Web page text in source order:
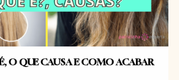
O QUE CAUSA E COMO ACABAR